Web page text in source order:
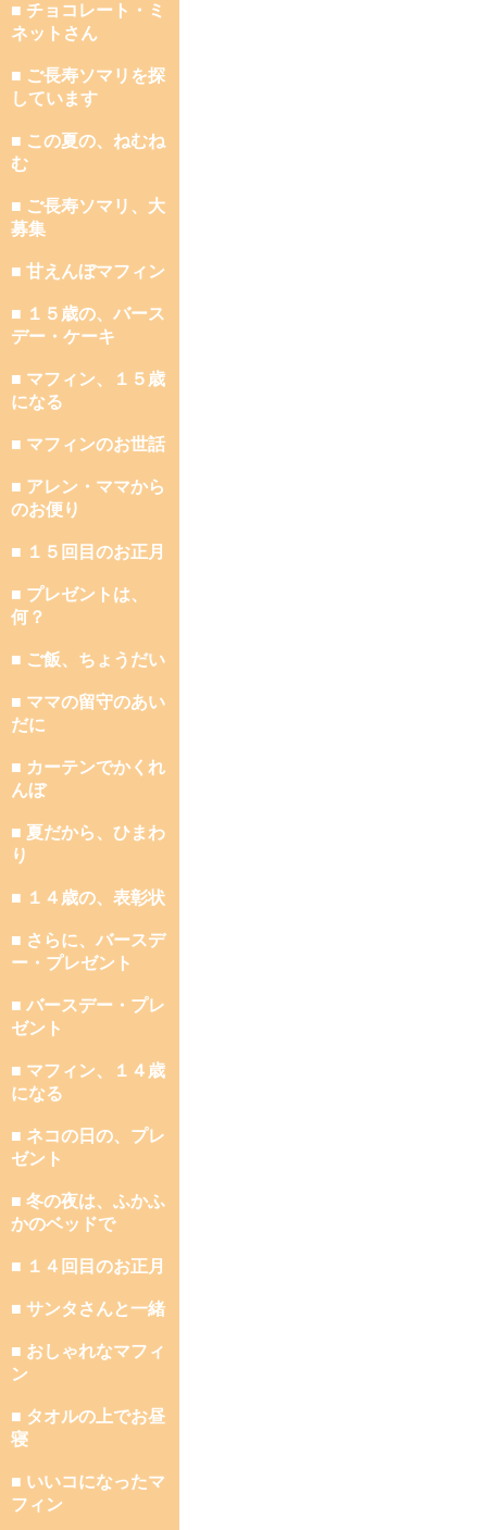
■ チョコレート・ミ
ネットさん
■ ご長寿ソマリを探
しています
■ この夏の、ねむね
む
■ ご長寿ソマリ、大
募集
■ 甘えんぼマフィン
■ １５歳の、バース
デー・ケーキ
■ マフィン、１５歳
になる
■ マフィンのお世話
■ アレン・ママから
のお便り
■ １５回目のお正月
■ プレゼントは、
何？
■ ご飯、ちょうだい
■ ママの留守のあい
だに
■ カーテンでかくれ
んぼ
■ 夏だから、ひまわ
り
■ １４歳の、表彰状
■ さらに、バースデ
ー・プレゼント
■ バースデー・プレ
ゼント
■ マフィン、１４歳
になる
■ ネコの日の、プレ
ゼント
■ 冬の夜は、ふかふ
かのベッドで
■ １４回目のお正月
■ サンタさんと一緒
■ おしゃれなマフィ
ン
■ タオルの上でお昼
寝
■ いいコになったマ
フィン